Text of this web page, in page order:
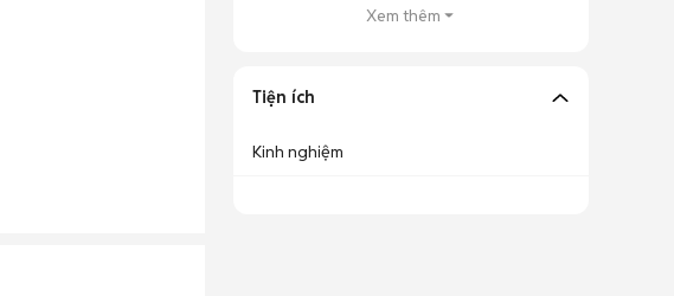
Xem thêm
Tiện ích
Kinh nghiệm